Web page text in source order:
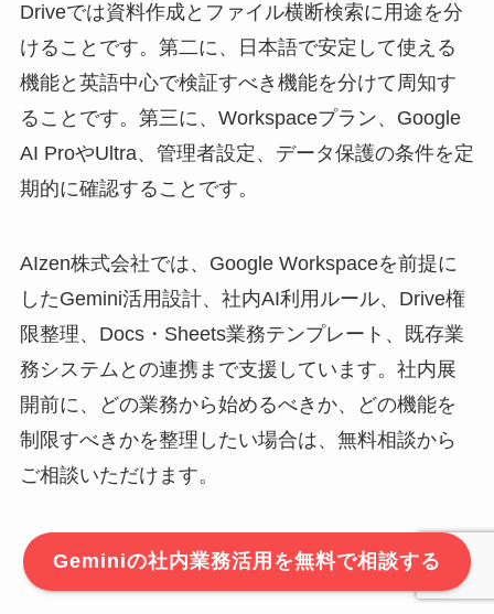
Driveでは資料作成とファイル横断検索に用途を分
けることです。第二に、日本語で安定して使える
機能と英語中心で検証すべき機能を分けて周知す
ることです。第三に、Workspaceプラン、Google
AI ProやUltra、管理者設定、データ保護の条件を定
期的に確認することです。
AIzen株式会社では、Google Workspaceを前提に
したGemini活用設計、社内AI利用ルール、Drive権
限整理、Docs・Sheets業務テンプレート、既存業
務システムとの連携まで支援しています。社内展
開前に、どの業務から始めるべきか、どの機能を
制限すべきかを整理したい場合は、無料相談から
ご相談いただけます。
Geminiの社内業務活用を無料で相談する